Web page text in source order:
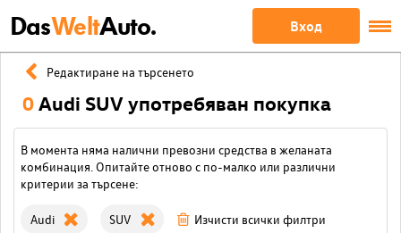
DasWeltAuto. Вход
Редактиране на търсенето
0Audi SUV употребяван покупка
В момента няма налични превозни средства в желаната
комбинация. Опитайте отново с по-малко или различни
критерии за търсене:
Audi SUV Изчисти всички филтри